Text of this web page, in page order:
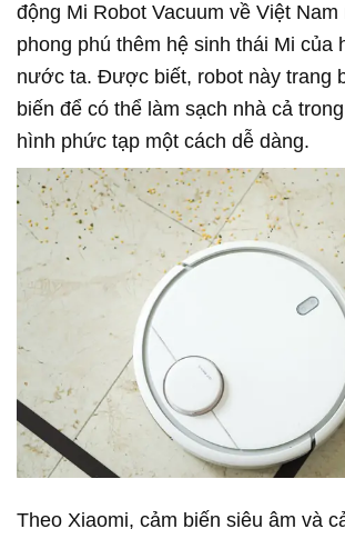
động Mi Robot Vacuum về Việt Nam
phong phú thêm hệ sinh thái Mi của
nước ta. Được biết, robot này trang
biến để có thể làm sạch nhà cả
hình phức tạp một cách dễ dàng.
Theo Xiaomi, cảm biến siêu âm và